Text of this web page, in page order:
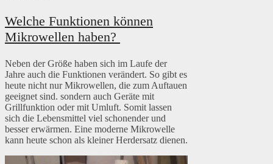
Welche Funktionen können
Mikrowellen haben?
Neben der Größe haben sich im Laufe der
Jahre auch die Funktionen verändert. So gibt es
heute nicht nur Mikrowellen, die zum Auftauen
geeignet sind. sondern auch Geräte mit
Grillfunktion oder mit Umluft. Somit lassen
sich die Lebensmittel viel schonender und
besser erwärmen. Eine moderne Mikrowelle
kann heute schon als kleiner Herdersatz dienen.